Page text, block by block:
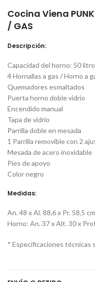
Cocina Viena
/ GAS
Descripción:
Capacidad del horno: 50
4 Hornallas a gas / Horno a
Quemadores esmaltados
Puerta horno doble vidrio
Encendido manual
Tapa de vidrio
Parrilla doble en mesada
1 Parrilla removible con 2
Mesada de acero inoxidable
Pies de apoyo
Color negro
Medidas:
An. 48 x Al. 88,6 x Pr. 58,5 cm
Horno: An. 37 x Alt. 30 x
* Especificaciones técnicas